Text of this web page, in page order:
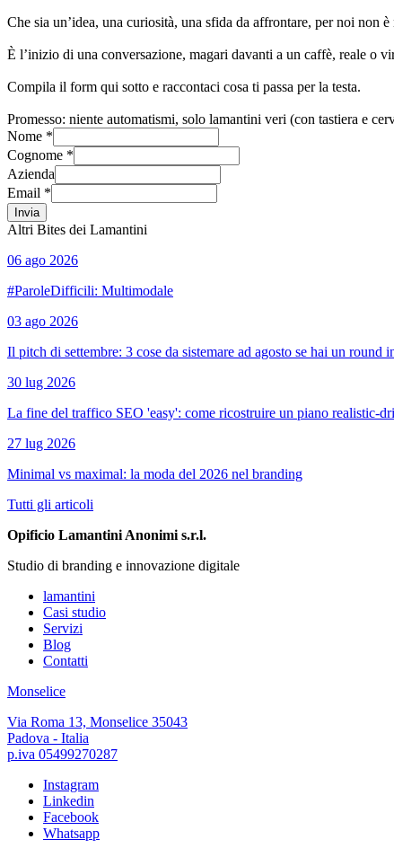
Che sia un’idea, una curiosità, una sfida da affrontare, per noi non
È l’inizio di una conversazione, magari davanti a un caffè, reale o
Compila il form qui sotto e raccontaci cosa ti passa per la testa.
Promesso: niente automatismi, solo lamantini veri (con tastiera e
Nome *
Cognome *
Azienda
Email *
Invia
Altri Bites dei Lamantini
06 ago 2026
#ParoleDifficili: Multimodale
03 ago 2026
Il pitch di settembre: 3 cose da sistemare ad agosto se hai un round
30 lug 2026
La fine del traffico SEO 'easy': come ricostruire un piano realistic-
27 lug 2026
Minimal vs maximal: la moda del 2026 nel branding
Tutti gli articoli
Opificio Lamantini Anonimi s.r.l.
Studio di branding e innovazione digitale
lamantini
Casi studio
Servizi
Blog
Contatti
Monselice
Via Roma 13, Monselice 35043
Padova - Italia
p.iva 05499270287
Instagram
Linkedin
Facebook
Whatsapp